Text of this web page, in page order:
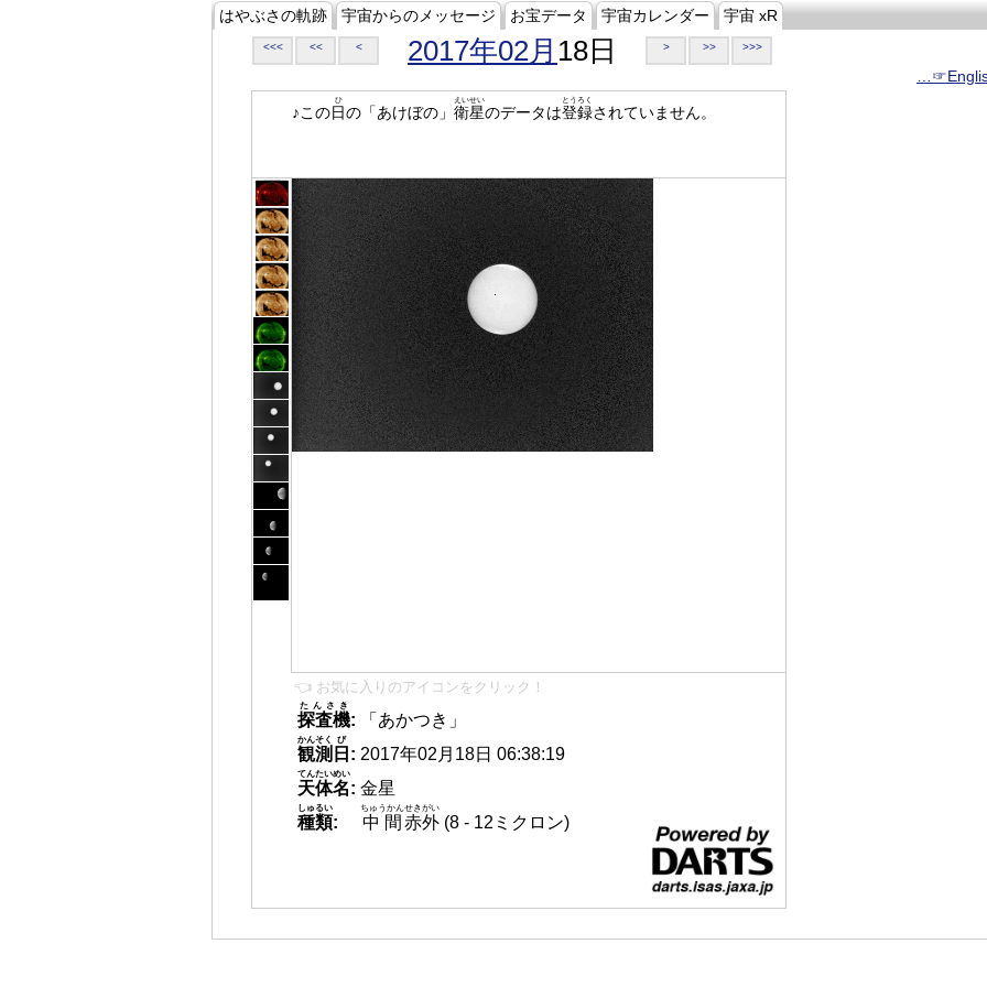
はやぶさの軌跡 宇宙からのメッセージ お宝データ 宇宙カレンダー 宇宙 xR
<<< << < 2017年02月 18日 > >> >>>
♪この日
ひ
の「あけぼの」 衛星
えいせい
のデータは登録
とうろく
されていません。
👈 お気に入りのアイコンをクリック！
探査機
たんさき
:
「あかつき」
観測
かんそく
日
び
: 2017年02月18日 06:38:19
天体名
てんたいめい
: 金星
種類
しゅるい
: 中間
ちゅうかん
赤外
せきがい
(8 - 12ミクロン)